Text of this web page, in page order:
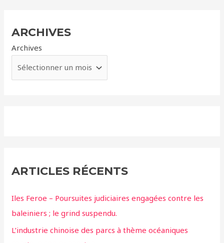
ARCHIVES
Archives
ARTICLES RÉCENTS
Iles Feroe – Poursuites judiciaires engagées contre les
baleiniers ; le grind suspendu.
L’industrie chinoise des parcs à thème océaniques